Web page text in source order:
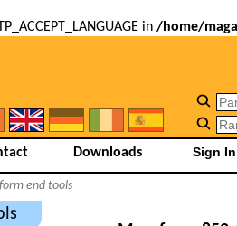
in /home/
Downloads
end tools